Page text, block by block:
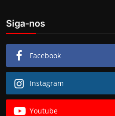
Siga-nos
Facebook
Instagram
Youtube